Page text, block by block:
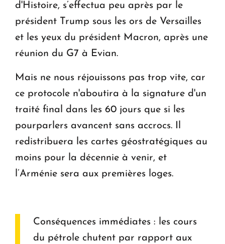
d'Histoire, s’effectua peu après par le
président Trump sous les ors de Versailles
et les yeux du président Macron, après une
réunion du G7 à Evian.
Mais ne nous réjouissons pas trop vite, car
ce protocole n'aboutira à la signature d'un
traité final dans les 60 jours que si les
pourparlers avancent sans accrocs. Il
redistribuera les cartes géostratégiques au
moins pour la décennie à venir, et
l’Arménie sera aux premières loges.
Conséquences immédiates : les cours
du pétrole chutent par rapport aux